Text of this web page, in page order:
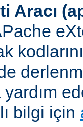
Aracı
yardım
bilgi için